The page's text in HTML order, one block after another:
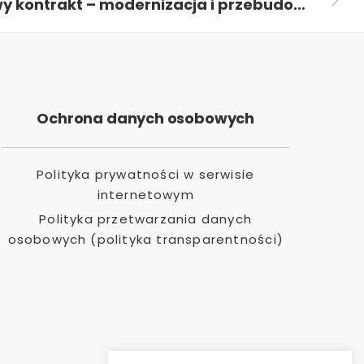
Nowy kontrakt – modernizacja i przebudowa instalacji IMiD w Warszawie
Ochrona danych osobowych
Polityka prywatności w serwisie
internetowym
Polityka przetwarzania danych
osobowych (polityka transparentności)